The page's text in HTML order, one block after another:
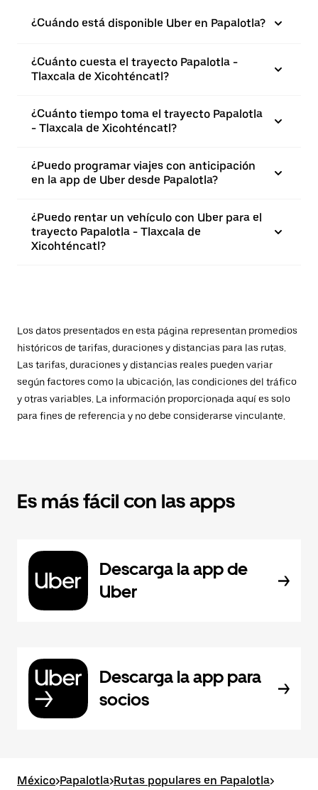
¿Cuándo está disponible Uber en Papalotla?
¿Cuánto cuesta el trayecto Papalotla -
Tlaxcala de Xicohténcatl?
¿Cuánto tiempo toma el trayecto Papalotla
- Tlaxcala de Xicohténcatl?
¿Puedo programar viajes con anticipación
en la app de Uber desde Papalotla?
¿Puedo rentar un vehículo con Uber para el
trayecto Papalotla - Tlaxcala de
Xicohténcatl?
Los datos presentados en esta página representan promedios
históricos de tarifas, duraciones y distancias para las rutas.
Las tarifas, duraciones y distancias reales pueden variar
según factores como la ubicación, las condiciones del tráfico
y otras variables. La información proporcionada aquí es solo
para fines de referencia y no debe considerarse vinculante.
Es más fácil con las apps
Descarga la app de
Uber
Descarga la app para
socios
México>Papalotla>Rutas populares en Papalotla>